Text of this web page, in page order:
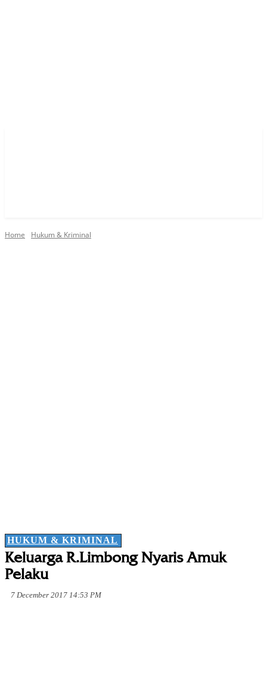
Home Hukum & Kriminal
HUKUM & KRIMINAL
Keluarga R.Limbong Nyaris Amuk
Pelaku
7 December 2017 14:53 PM